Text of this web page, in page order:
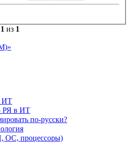
1 из 1
ИТ
в ИТ
по-русски?
ОС, процессоры)